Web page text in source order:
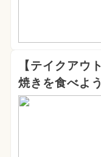
【テイクアウ
焼きを食べよう